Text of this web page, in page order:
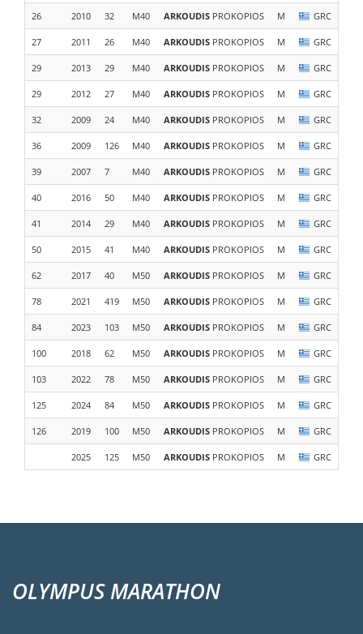
26 2010 32 M40 ARKOUDIS PROKOPIOS M GRC
27 2011 26 M40 ARKOUDIS PROKOPIOS M GRC
29 2013 29 M40 ARKOUDIS PROKOPIOS M GRC
29 2012 27 M40 ARKOUDIS PROKOPIOS M GRC
32 2009 24 M40 ARKOUDIS PROKOPIOS M GRC
36 2009 126 M40 ARKOUDIS PROKOPIOS M GRC
39 2007 7 M40 ARKOUDIS PROKOPIOS M GRC
40 2016 50 M40 ARKOUDIS PROKOPIOS M GRC
41 2014 29 M40 ARKOUDIS PROKOPIOS M GRC
50 2015 41 M40 ARKOUDIS PROKOPIOS M GRC
62 2017 40 M50 ARKOUDIS PROKOPIOS M GRC
78 2021 419 M50 ARKOUDIS PROKOPIOS M GRC
84 2023 103 M50 ARKOUDIS PROKOPIOS M GRC
100 2018 62 M50 ARKOUDIS PROKOPIOS M GRC
103 2022 78 M50 ARKOUDIS PROKOPIOS M GRC
125 2024 84 M50 ARKOUDIS PROKOPIOS M GRC
126 2019 100 M50 ARKOUDIS PROKOPIOS M GRC
2025 125 M50 ARKOUDIS PROKOPIOS M GRC
OLYMPUS MARATHON